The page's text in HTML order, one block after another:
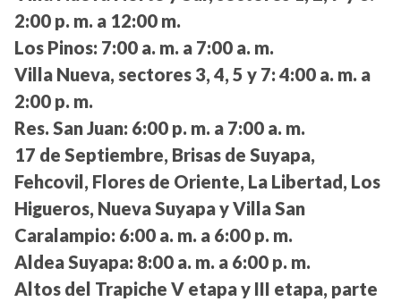
2:00 p. m. a 12:00 m.
Los Pinos: 7:00 a. m. a 7:00 a. m.
Villa Nueva, sectores 3, 4, 5 y 7: 4:00 a. m. a
2:00 p. m.
Res. San Juan: 6:00 p. m. a 7:00 a. m.
17 de Septiembre, Brisas de Suyapa,
Fehcovil, Flores de Oriente, La Libertad, Los
Higueros, Nueva Suyapa y Villa San
Caralampio: 6:00 a. m. a 6:00 p. m.
Aldea Suyapa: 8:00 a. m. a 6:00 p. m.
Altos del Trapiche V etapa y III etapa, parte